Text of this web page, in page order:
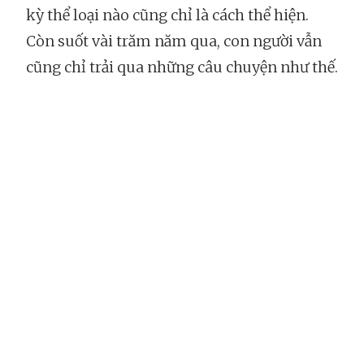
kỳ thể loại nào cũng chỉ là cách thể hiện.
Còn suốt vài trăm năm qua, con người vẫn
cũng chỉ trải qua những câu chuyện như thế.